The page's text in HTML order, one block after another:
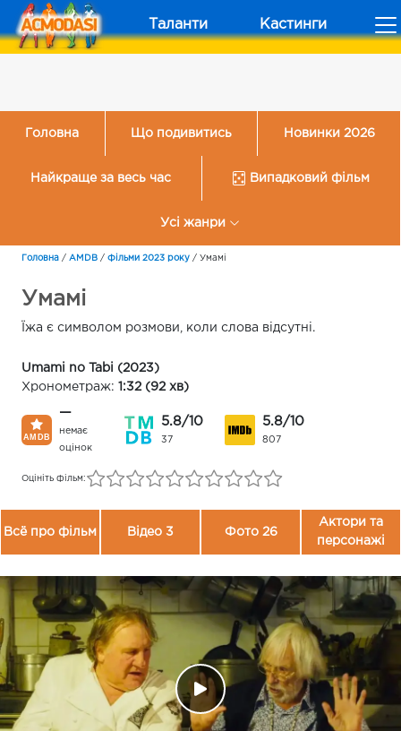
Таланти Кастинги
Головна Що подивитись Новинки 2026
Найкраще за весь час Випадковий фільм
Усі жанри
Головна / AMDB / Фільми 2023 року / Умамі
Умамі
Їжа є символом розмови, коли слова відсутні.
Umami no Tabi (2023)
Хронометраж: 1:32 (92 хв)
—
немає
оцінок
5.8/10
37
5.8/10
807
Оцініть фільм:
Всё про фільм Відео 3 Фото 26
Актори та
персонажі